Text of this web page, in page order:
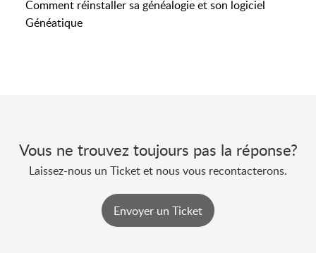
Comment réinstaller sa généalogie et son logiciel
Généatique
Vous ne trouvez toujours pas la réponse?
Laissez-nous un Ticket et nous vous recontacterons.
Envoyer un Ticket